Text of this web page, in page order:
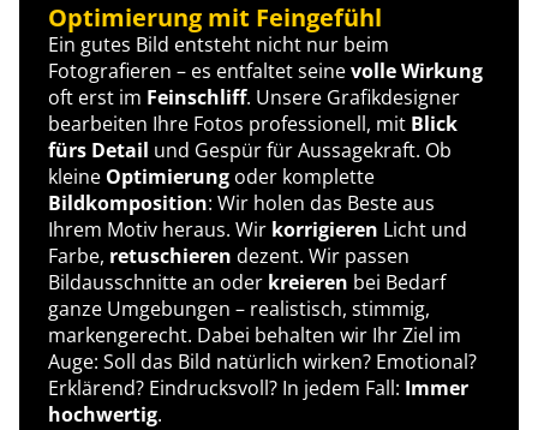
Optimierung mit Feingefühl
Ein gutes Bild entsteht nicht nur beim
Fotografieren – es entfaltet seinevolle Wirkung
oft erst im Feinschliff. Unsere Grafikdesigner
bearbeiten Ihre Fotos professionell, mit Blick
fürs Detail und Gespür für Aussagekraft. Ob
kleine Optimierung oder komplette
Bildkomposition: Wir holen das Beste aus
Ihrem Motiv heraus. Wir korrigieren Licht und
Farbe, retuschieren dezent. Wir passen
Bildausschnitte an oder kreieren bei Bedarf
ganze Umgebungen – realistisch, stimmig,
markengerecht. Dabei behalten wir Ihr Ziel im
Auge: Soll das Bild natürlich wirken? Emotional?
Erklärend? Eindrucksvoll? In jedem Fall: Immer
hochwertig.